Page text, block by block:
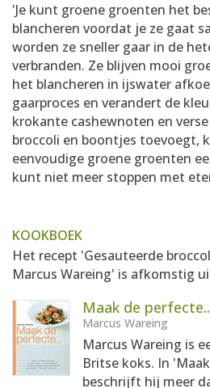
'Je kunt groene groenten het
blancheren voordat je ze gaat
worden ze sneller gaar in de
verbranden. Ze blijven mooi
het blancheren in ijswater
gaarproces en verandert de
krokante cashewnoten en
broccoli en boontjes toevoegt,
eenvoudige groene groenten
kunt niet meer stoppen met
KOOKBOEK
Het recept 'Gesauteerde
Marcus Wareing' is afkomstig
Maak de
Marcus Wareing
Marcus Wareing is
Britse koks. In
beschrijft hij meer